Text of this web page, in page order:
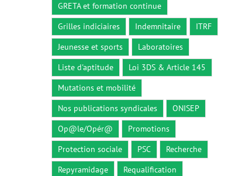
GRETA et formation continue
Grilles indiciaires
Indemnitaire
ITRF
Jeunesse et sports
Laboratoires
Liste d'aptitude
Loi 3DS & Article 145
Mutations et mobilité
Nos publications syndicales
ONISEP
Op@le/Opér@
Promotions
Protection sociale
PSC
Recherche
Repyramidage
Requalification